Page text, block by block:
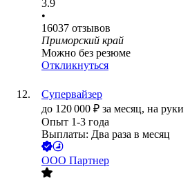
3.9
•
16037 отзывов
Приморский край
Можно без резюме
Откликнуться
Супервайзер
до 120 000 ₽ за месяц, на руки
Опыт 1-3 года
Выплаты: Два раза в месяц
ООО Партнер